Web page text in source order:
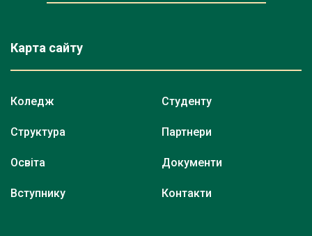
Карта сайту
Коледж
Структура
Освіта
Вступнику
Студенту
Партнери
Документи
Контакти